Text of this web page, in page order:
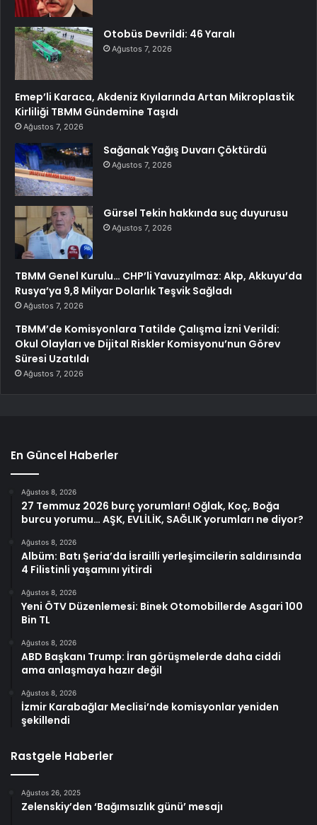
Otobüs Devrildi: 46 Yaralı
Ağustos 7, 2026
Emep’li Karaca, Akdeniz Kıyılarında Artan Mikroplastik
Kirliliği TBMM Gündemine Taşıdı
Ağustos 7, 2026
Sağanak Yağış Duvarı Çöktürdü
Ağustos 7, 2026
Gürsel Tekin hakkında suç duyurusu
Ağustos 7, 2026
TBMM Genel Kurulu… CHP’li Yavuzyılmaz: Akp, Akkuyu’da
Rusya’ya 9,8 Milyar Dolarlık Teşvik Sağladı
Ağustos 7, 2026
TBMM’de Komisyonlara Tatilde Çalışma İzni Verildi:
Okul Olayları ve Dijital Riskler Komisyonu’nun Görev
Süresi Uzatıldı
Ağustos 7, 2026
En Güncel Haberler
Ağustos 8, 2026
27 Temmuz 2026 burç yorumları! Oğlak, Koç, Boğa
burcu yorumu… AŞK, EVLİLİK, SAĞLIK yorumları ne diyor?
Ağustos 8, 2026
Albüm: Batı Şeria’da İsrailli yerleşimcilerin saldırısında
4 Filistinli yaşamını yitirdi
Ağustos 8, 2026
Yeni ÖTV Düzenlemesi: Binek Otomobillerde Asgari 100
Bin TL
Ağustos 8, 2026
ABD Başkanı Trump: İran görüşmelerde daha ciddi
ama anlaşmaya hazır değil
Ağustos 8, 2026
İzmir Karabağlar Meclisi’nde komisyonlar yeniden
şekillendi
Rastgele Haberler
Ağustos 26, 2025
Zelenskiy’den ‘Bağımsızlık günü’ mesajı